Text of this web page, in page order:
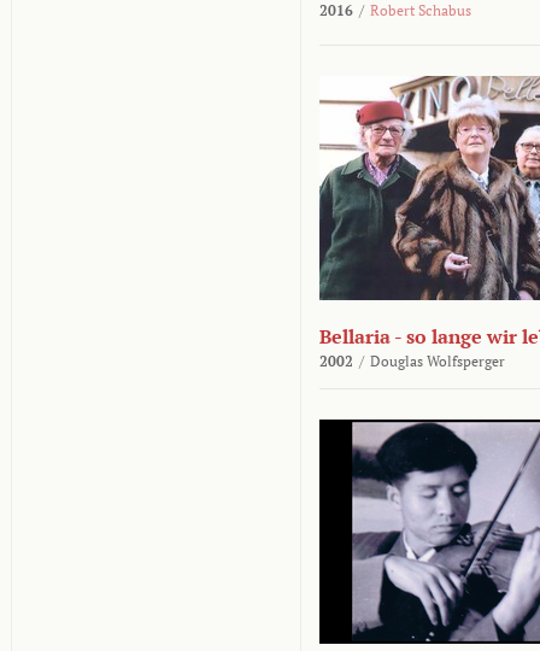
2016 / Robert Schabus
Bellaria - so lange wir
2002 / Douglas Wolfsperger